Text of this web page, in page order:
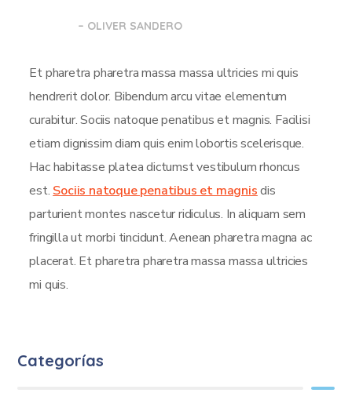
– OLIVER SANDERO
Et pharetra pharetra massa massa ultricies mi quis
hendrerit dolor. Bibendum arcu vitae elementum
curabitur. Sociis natoque penatibus et magnis. Facilisi
etiam dignissim diam quis enim lobortis scelerisque.
Hac habitasse platea dictumst vestibulum rhoncus
est. Sociis natoque penatibus et magnisdis
parturient montes nascetur ridiculus. In aliquam sem
fringilla ut morbi tincidunt. Aenean pharetra magna ac
placerat. Et pharetra pharetra massa massa ultricies
mi quis.
Categorías